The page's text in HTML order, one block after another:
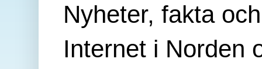
Nyheter, fakta
Internet i Norden